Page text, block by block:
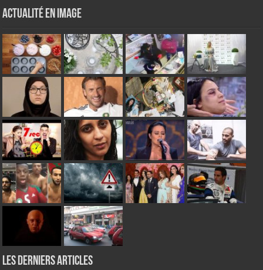
Actualité en Image
Les derniers articles